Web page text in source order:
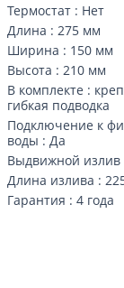
Термостат : Нет
Длина : 275 мм
Ширина : 150 мм
Высота : 210 мм
В комплекте :
гибкая подводка
Подключение к
воды : Да
Выдвижной излив
Длина излива :
Гарантия : 4 года